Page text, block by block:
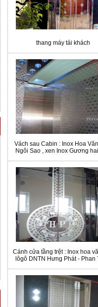
thang máy tải khách
Vách sau Cabin : Inox Hoa
Ngôi Sao , xen Inox Gương
Cánh cửa tầng trệt : Inox hoa
lôgô DNTN Hưng Phát - Phan